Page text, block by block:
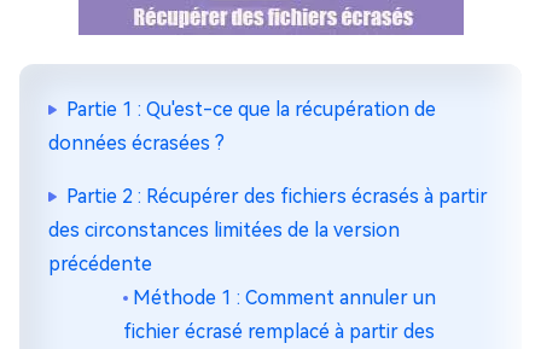
Partie 1 : Qu'est-ce que la récupération de
données écrasées ?
Partie 2 : Récupérer des fichiers écrasés à partir
des circonstances limitées de la version
précédente
Méthode 1 : Comment annuler un
fichier écrasé remplacé à partir des